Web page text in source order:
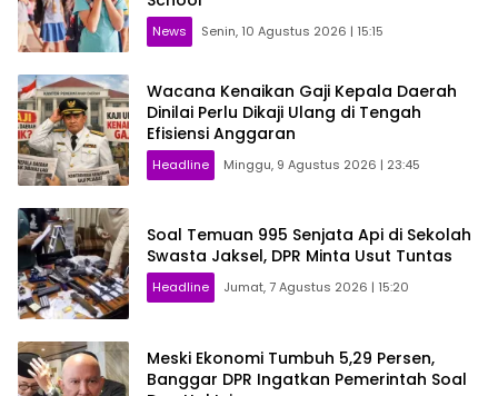
News Senin, 10 Agustus 2026 | 15:15
Wacana Kenaikan Gaji Kepala Daerah
Dinilai Perlu Dikaji Ulang di Tengah
Efisiensi Anggaran
Headline Minggu, 9 Agustus 2026 | 23:45
Soal Temuan 995 Senjata Api di Sekolah
Swasta Jaksel, DPR Minta Usut Tuntas
Headline Jumat, 7 Agustus 2026 | 15:20
Meski Ekonomi Tumbuh 5,29 Persen,
Banggar DPR Ingatkan Pemerintah Soal